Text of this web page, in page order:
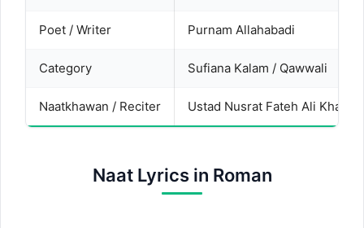
Poet / Writer Purnam Allahabadi
Category Sufiana Kalam / Qawwali
Naatkhawan / Reciter Ustad Nusrat Fateh Ali Khan
Naat Lyrics in Roman